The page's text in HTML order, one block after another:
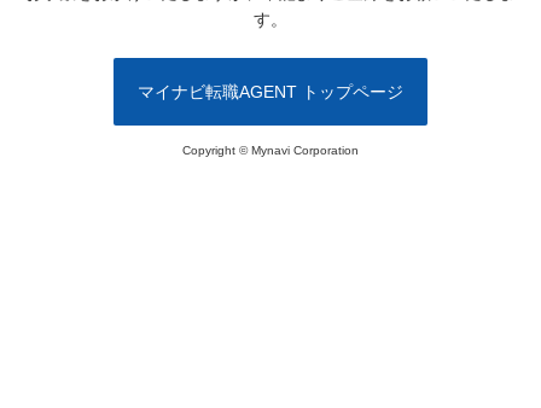
す。
マイナビ転職AGENT トップページ
Copyright © Mynavi Corporation